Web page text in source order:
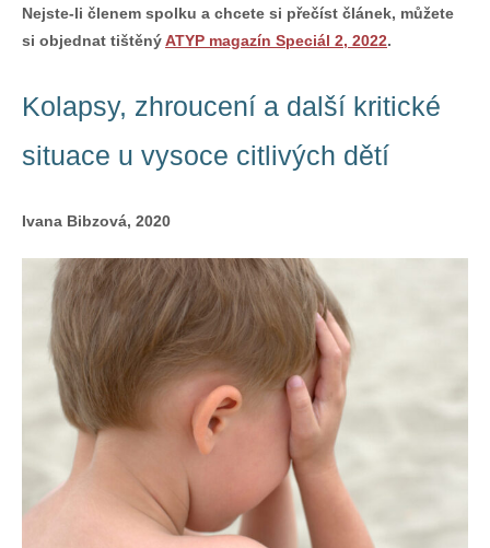
Nejste-li členem spolku a chcete si přečíst článek, můžete
si objednat tištěnýATYP magazín Speciál 2, 2022.
Kolapsy, zhroucení a další kritické
situace u vysoce citlivých dětí
Ivana Bibzová, 2020